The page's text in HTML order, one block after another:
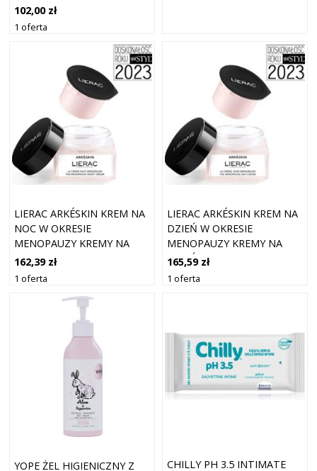
102,00 zł
1 oferta
LIERAC ARKÉSKIN KREM NA
NOC W OKRESIE
MENOPAUZY KREMY NA
NOC 50 ML
162,39 zł
1 oferta
LIERAC ARKÉSKIN KREM NA
DZIEŃ W OKRESIE
MENOPAUZY KREMY NA
DZIEŃ 50 ML
165,59 zł
1 oferta
YOPE ŻEL HIGIENICZNY Z
CHILLY PH 3.5 INTIMATE